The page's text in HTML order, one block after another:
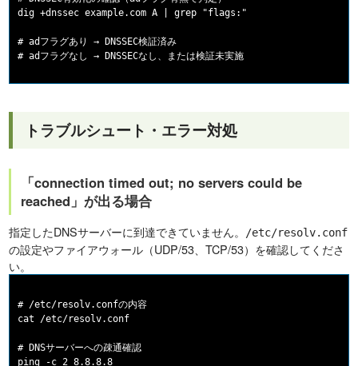
dig +dnssec example.com A | grep "flags:"
# adフラグあり → DNSSEC検証済み
トラブルシュート・エラー対処
「connection timed out; no servers could be
reached」が出る場合
指定したDNSサーバーに到達できていません。 /etc/resolv.conf
の設定やファイアウォール（UDP/53、TCP/53）を確認してくださ
い。
# /etc/resolv.confの内容
cat /etc/resolv.conf
# DNSサーバーへの疎通確認